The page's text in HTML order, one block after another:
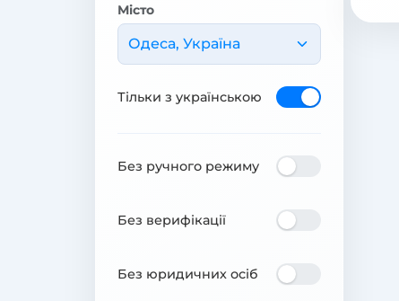
Місто
Одеса, Україна
Тільки з українською
Без ручного режиму
Без верифікації
Без юридичних осіб